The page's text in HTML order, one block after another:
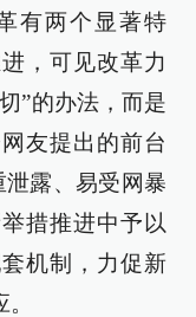
有两个显著特
，可见改革力
”的办法，而是
友提出的前台
泄露、易受网暴
措推进中予以
机制，力促新